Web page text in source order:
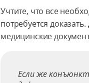
Учтите, что все
потребуется
медицинские
Если же